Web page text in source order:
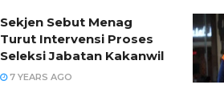
Sekjen Sebut Menag
Turut Intervensi Proses
Seleksi Jabatan Kakanwil
7 YEARS AGO